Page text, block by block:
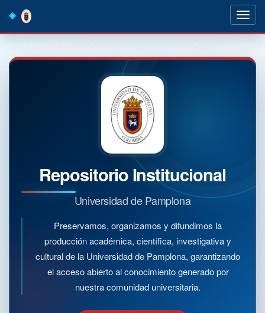
navigation
Repositorio Institucional
Universidad de Pamplona
Preservamos, organizamos y difundimos la
producción académica, científica, investigativa y
cultural de la Universidad de Pamplona, garantizando
el acceso abierto al conocimiento generado por
nuestra comunidad universitaria.